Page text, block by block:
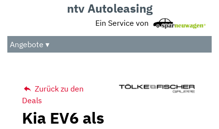
Audio
Das Beste
ntv Autoleasing
Ein Service von
Angebote ▾
Zurück zu den
Deals
Kia EV6 als